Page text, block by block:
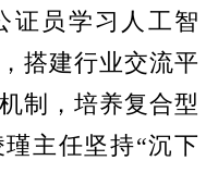
证员学习人工智
搭建行业交流平
制，培养复合型
主任坚持“沉下